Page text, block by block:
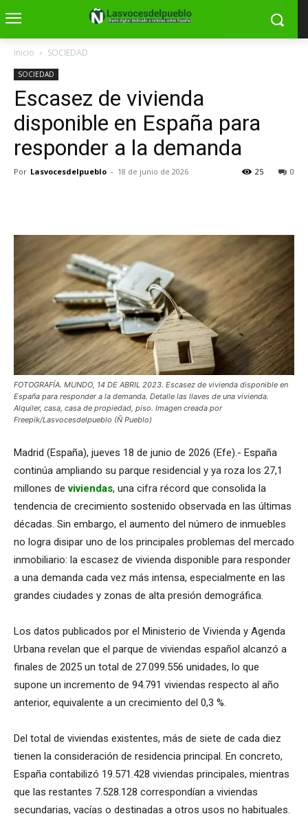
Inicio SOCIEDAD
SOCIEDAD
Escasez de vivienda
disponible en España para
responder a la demanda
Por Lasvocesdelpueblo - 18 de junio de 2026 0
25
FOTOGRAFÍA. MUNDO, 14 DE ABRIL 2023. Escasez de vivienda disponible en
España para responder a la demanda. Detalle las llaves de una vivienda.
Alquiler, casa, casa de propiedad, piso. Imagen creada por
Freepik/Lasvocesdelpueblo (Ñ Pueblo)
Madrid (España), jueves 18 de junio de 2026 (Efe).- España
continúa ampliando su parque residencial y ya roza los 27,1
millones deviviendas, una cifra récord que consolida la
tendencia de crecimiento sostenido observada en las últimas
décadas. Sin embargo, el aumento del número de inmuebles
no logra disipar uno de los principales problemas del mercado
inmobiliario: la escasez de vivienda disponible para responder
a una demanda cada vez más intensa, especialmente en las
grandes ciudades y zonas de alta presión demográfica.
Los datos publicados por el Ministerio de Vivienda y Agenda
Urbana revelan que el parque de viviendas español alcanzó a
finales de 2025 un total de 27.099.556 unidades, lo que
supone un incremento de 94.791 viviendas respecto al año
anterior, equivalente a un crecimiento del 0,3 %.
Del total de viviendas existentes, más de siete de cada diez
tienen la consideración de residencia principal. En concreto,
España contabilizó 19.571.428 viviendas principales, mientras
que las restantes 7.528.128 correspondían a viviendas
secundarias, vacías o destinadas a otros usos no habituales.